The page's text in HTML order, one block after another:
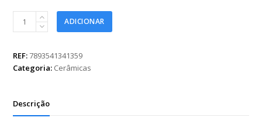
Cerâmica
12,5cmx13cmx10cm
Rosé
ADICIONAR
REF:7893541341359
Categoria: Cerâmicas
Descrição